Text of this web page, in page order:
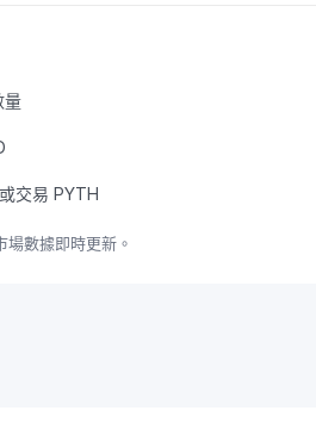
量
交易 PYTH
場數據即時更新。